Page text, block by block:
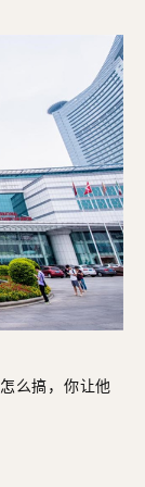
怎么搞，你让他